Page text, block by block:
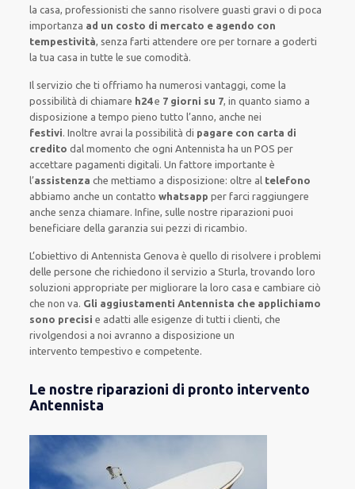
la casa, professionistiche sanno risolvere guasti gravi o di poca
importanza ad un costo di mercato e agendo con
tempestività, senza farti attendere ore per tornare a goderti
la tua casa in tutte le sue comodità.
Il servizio che tioffriamo ha numerosi vantaggi, come la
possibilità di chiamare h24e 7 giorni su 7, in quanto siamo a
disposizione a tempo pieno tutto l’anno, anche nei
festivi.Inoltre avrai la possibilità di pagare con carta di
credito dal momento che ogni Antennista haun POSper
accettare pagamentidigitali.Un fattore importante è
l’assistenza che mettiamo a disposizione: oltre al telefono
abbiamo anche uncontatto whatsappper farci raggiungere
anche senza chiamare.Infine, sulle nostre riparazioni puoi
beneficiare dellagaranzia sui pezzi di ricambio.
L’obiettivo di Antennista Genova è quello di risolvere i problemi
delle persone cherichiedono il servizio a Sturla, trovando loro
soluzioni appropriate per migliorare la loro casa e cambiare ciò
che non va. Gli aggiustamenti Antennista che applichiamo
sono precisi e adatti alle esigenze di tutti i clienti, che
rivolgendosi a noi avranno a disposizione un
interventotempestivo e competente.
Le nostre riparazioni di pronto intervento
Antennista